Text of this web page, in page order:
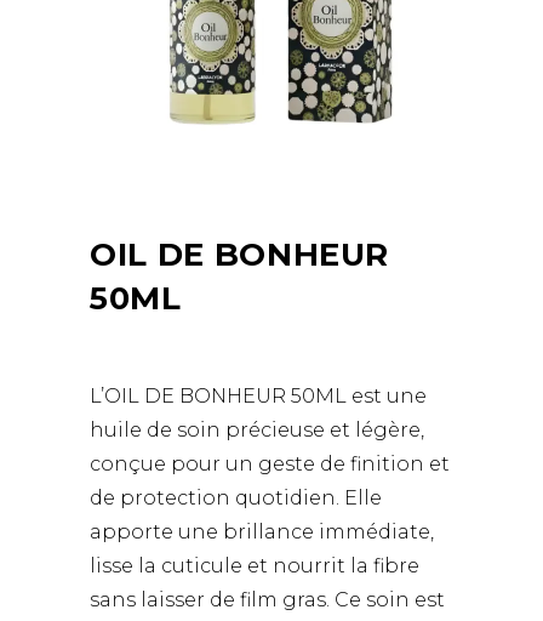
OIL DE BONHEUR
50ML
L’OIL DE BONHEUR 50ML est une
huile de soin précieuse et légère,
conçue pour un geste de finition et
de protection quotidien. Elle
apporte une brillance immédiate,
lisse la cuticule et nourrit la fibre
sans laisser de film gras. Ce soin est